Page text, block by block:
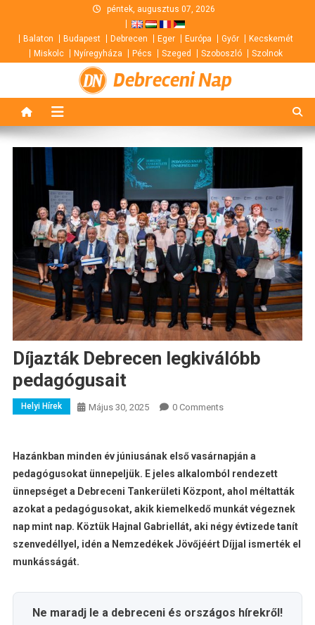
content
péntek, augusztus 07, 2026
Balaton Budapest Debrecen Eger Európa Győr
Kecskemét
Miskolc
Nyíregyháza Pécs Szeged Szoboszló Szolnok
Debreceni Nap
Díjazták Debrecen legkiválóbb
pedagógusait
Helyi Hírek Május 30, 2025 0 Comments
Hazánkban minden év júniusának első vasárnapján a
pedagógusokat ünnepeljük. E jeles alkalomból rendezett
ünnepséget a Debreceni Tankerületi Központ, ahol méltatták
azokat a pedagógusokat, akik kiemelkedő munkát végeznek
nap mint nap. Köztük Hajnal Gabriellát, aki négy évtizede tanít
szenvedéllyel, idén a Nemzedékek Jövőjéért Díjjal ismerték el
munkásságát.
Ne maradj le a debreceni és országos hírekről!